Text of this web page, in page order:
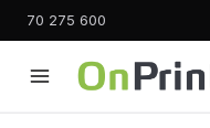
70 275 600